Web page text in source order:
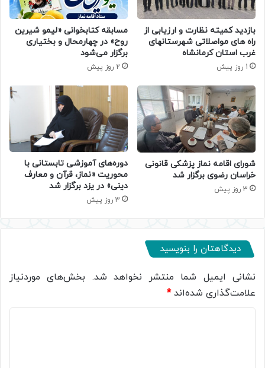
بازدید کمیته نظارت و ارزیابی از
راه های مواصلاتی شهرستانهای
غرب استان کرمانشاه
1 روز پیش
مسابقه کتابخوانی «لیمو شیرین
روح» در چهارمحال و بختیاری
برگزار می‌شود
2 روز پیش
شورای اقامه نماز پزشکی قانونی
خراسان رضوی برگزار شد
3 روز پیش
دوره‌های آموزشی تابستانی با
محوریت «نماز، قرآن و معارف
دینی» در یزد برگزار شد
3 روز پیش
دیدگاهتان را بنویسید
نشانی ایمیل شما منتشر نخواهد شد. بخش‌های موردنیاز
علامت‌گذاری شده‌اند*